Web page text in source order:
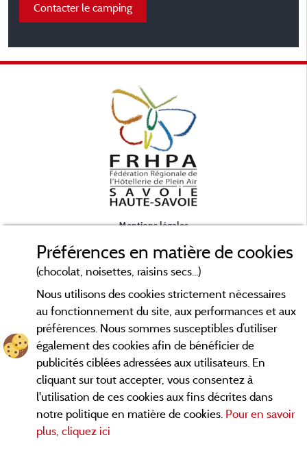
Contacter le camping
Mentions légales
Contact
CGV
Les meilleurs campings en Savoie. Consultez les fiches de nos
adhérents et découvrez nos meilleures offres en Chartreuse,
en Maurienne, Génévois, des lacs d'Aiguebelette, Annecy,
Léman et Le Bourget... informez vous directement ici en ligne
avant de contacter le camping pour réserver votre séjour
Préférences en matière de cookies
(chocolat, noisettes, raisins secs...)
Nous utilisons des cookies strictement nécessaires
au fonctionnement du site, aux performances et aux
préférences. Nous sommes susceptibles d’utiliser
également des cookies afin de bénéficier de
publicités ciblées adressées aux utilisateurs. En
cliquant sur tout accepter, vous consentez à
l'utilisation de ces cookies aux fins décrites dans
notre politique en matière de cookies. Pour en savoir
plus, cliquez ici